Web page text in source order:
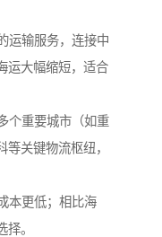
运输服务，连接中
运大幅缩短，适合
个重要城市（如重
关键物流枢纽，
本更低；相比海
。